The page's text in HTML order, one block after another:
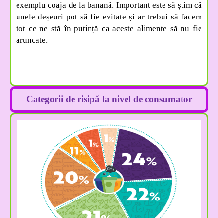
exemplu coaja de la banană. Important este să știm că
unele deșeuri pot să fie evitate și ar trebui să facem
tot ce ne stă în putință ca aceste alimente să nu fie
aruncate.
Categorii de risipă la nivel de consumator